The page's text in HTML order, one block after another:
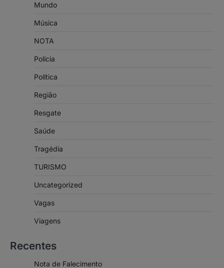
Mundo
Música
NOTA
Polícia
Política
Região
Resgate
Saúde
Tragédia
TURISMO
Uncategorized
Vagas
Viagens
Recentes
Nota de Falecimento